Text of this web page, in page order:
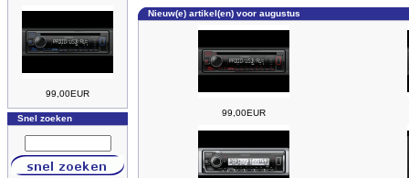
99,00EUR
Snel zoeken
Nieuw(e) artikel(en) voor augustus
99,00EUR